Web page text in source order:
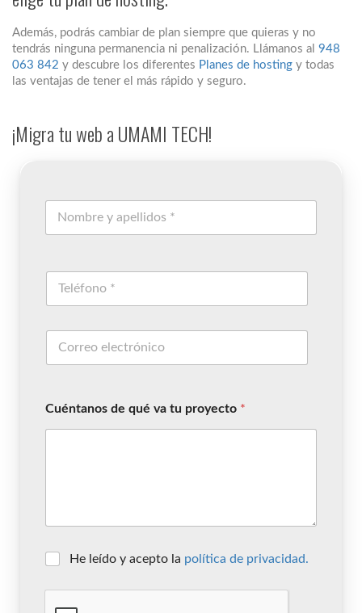
Además, podrás cambiar de plan siempre que quieras y no
tendrás ninguna permanencia ni penalización. Llámanos al 948
063 842 y descubre los diferentes Planes de hosting y todas
las ventajas de tener el más rápido y seguro.
¡Migra tu web a UMAMI TECH!
Cuéntanos de qué va tu proyecto *
He leído y acepto la política de privacidad.